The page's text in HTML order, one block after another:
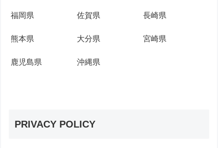
福岡県 佐賀県 長崎県
熊本県 大分県 宮崎県
鹿児島県 沖縄県
PRIVACY POLICY